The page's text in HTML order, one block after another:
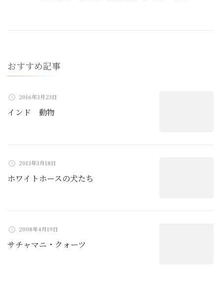
シ
ョ
ン
おすすめ記事
2016年3月23日
インド 動物
2013年3月18日
ホワイトホースの犬たち
2008年4月19日
サチャマニ・クォーツ